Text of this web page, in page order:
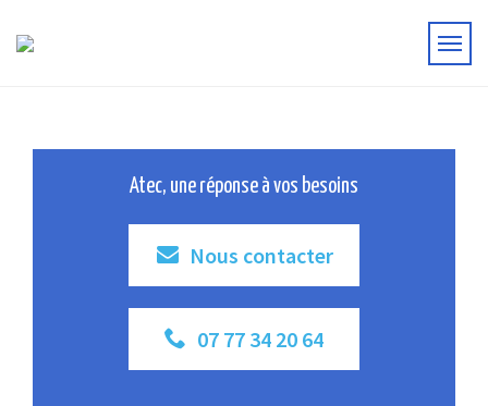
Atec, une réponse à vos besoins
Nous contacter
07 77 34 20 64